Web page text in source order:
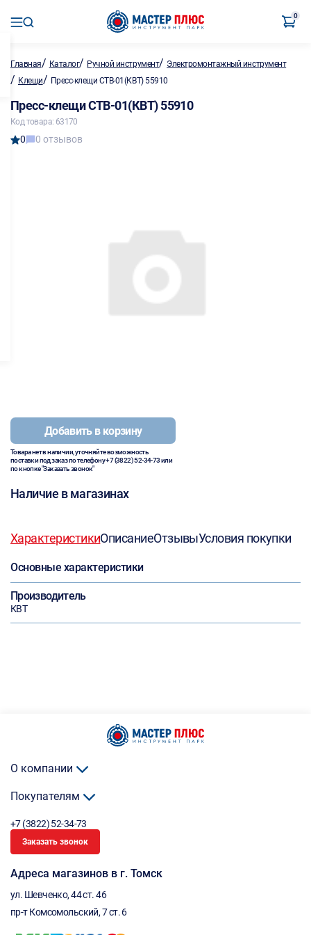
0
Главная/ Каталог/ Ручной инструмент/ Электромонтажный инструмент
/ Клещи/ Пресс-клещи СТВ-01(КВТ) 55910
Пресс-клещи СТВ-01(КВТ) 55910
Код товара: 63170
0 0 отзывов
Добавить в корзину
Товара нет в наличии, уточняйте возможность
поставки под заказ по телефону+7 (3822) 52-34-73или
по кнопке "Заказать звонок"
Наличие в магазинах
ХарактеристикиОписаниеОтзывыУсловия покупки
Основные характеристики
Производитель
КВТ
О компании
Покупателям
+7 (3822) 52-34-73
Заказать звонок
Адреса магазинов в г. Томск
ул. Шевченко, 44 ст. 46
пр-т Комсомольский, 7 ст. 6